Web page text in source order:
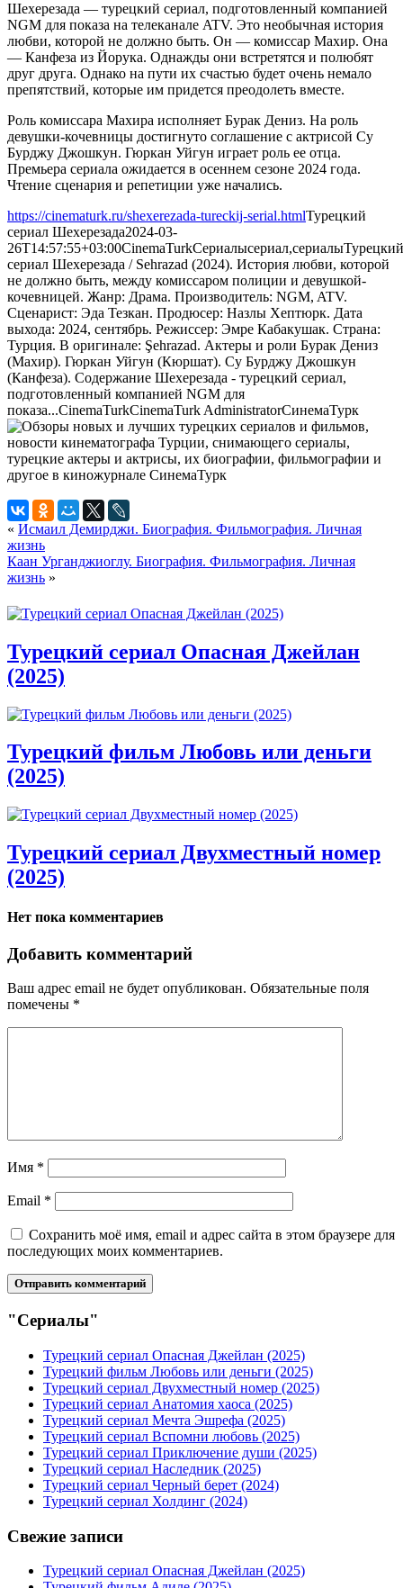
Шехерезада — турецкий сериал, подготовленный компанией
NGM для показа на телеканале ATV. Это необычная история
любви, которой не должно быть. Он — комиссар Махир. Она
— Канфеза из Йорука. Однажды они встретятся и полюбят
друг друга. Однако на пути их счастью будет очень немало
препятствий, которые им придется преодолеть вместе.
Роль комиссара Махира исполняет Бурак Дениз. На роль
девушки-кочевницы достигнуто соглашение с актрисой Су
Бурджу Джошкун. Гюркан Уйгун играет роль ее отца.
Премьера сериала ожидается в осеннем сезоне 2024 года.
Чтение сценария и репетиции уже начались.
https://cinematurk.ru/shexerezada-tureckij-serial.htmlТурецкий
сериал Шехерезада2024-03-
26T14:57:55+03:00CinemaTurkСериалысериал,сериалыТурецкий
сериал Шехерезада / Sehrazad (2024). История любви, которой
не должно быть, между комиссаром полиции и девушкой-
кочевницей. Жанр: Драма. Производитель: NGM, ATV.
Сценарист: Эда Тезкан. Продюсер: Назлы Хептюрк. Дата
выхода: 2024, сентябрь. Режиссер: Эмре Кабакушак. Страна:
Турция. В оригинале: Şehrazad. Актеры и роли Бурак Дениз
(Махир). Гюркан Уйгун (Кюршат). Су Бурджу Джошкун
(Канфеза). Содержание Шехерезада - турецкий сериал,
подготовленный компанией NGM для
показа...CinemaTurkCinemaTurkAdministratorСинемаТурк
« Исмаил Демирджи. Биография. Фильмография. Личная
жизнь
Каан Урганджиоглу. Биография. Фильмография. Личная
жизнь »
Турецкий сериал Опасная Джейлан
(2025)
Турецкий фильм Любовь или деньги
(2025)
Турецкий сериал Двухместный номер
(2025)
Нет пока комментариев
Добавить комментарий
Ваш адрес email не будет опубликован. Обязательные поля
помечены *
Имя *
Email *
Сохранить моё имя, email и адрес сайта в этом браузере для
последующих моих комментариев.
"Сериалы"
Турецкий сериал Опасная Джейлан (2025)
Турецкий фильм Любовь или деньги (2025)
Турецкий сериал Двухместный номер (2025)
Турецкий сериал Анатомия хаоса (2025)
Турецкий сериал Мечта Эшрефа (2025)
Турецкий сериал Вспомни любовь (2025)
Турецкий сериал Приключение души (2025)
Турецкий сериал Наследник (2025)
Турецкий сериал Черный берет (2024)
Турецкий сериал Холдинг (2024)
Свежие записи
Турецкий сериал Опасная Джейлан (2025)